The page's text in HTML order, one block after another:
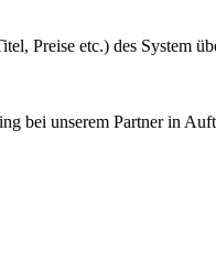
Preise etc.) des System
bei unserem Partner in